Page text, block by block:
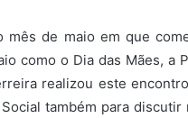
mês de maio em que
como o Dia das Mães, a
realizou este
também para